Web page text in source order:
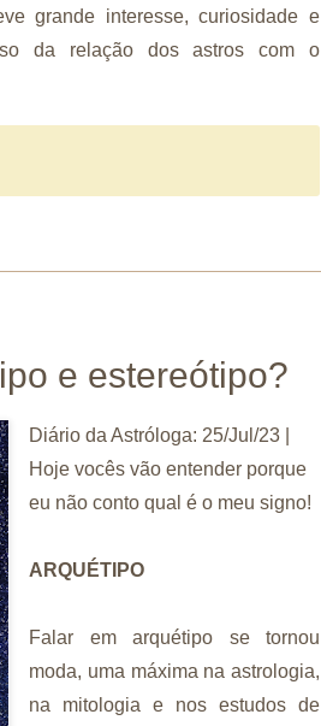
grande interesse, curiosidade e
da relação dos astros com o
e estereótipo?
Diário da Astróloga: 25/Jul/23 |
Hoje vocês vão entender porque
eu não conto qual é o meu signo!
ARQUÉTIPO
Falar em arquétipo se tornou
moda, uma máxima na astrologia,
na mitologia e nos estudos de